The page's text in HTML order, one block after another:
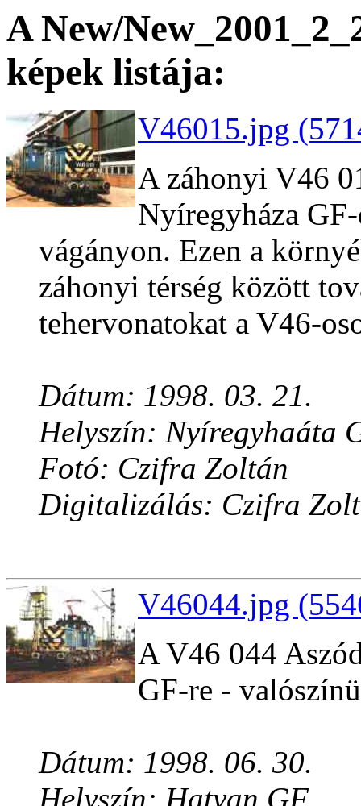
A New/
képek listája:
V46015.jpg
A záhonyi V46
Nyíregyháza
vágányon. Ezen a
záhonyi térség között
tehervonatokat a V46-
Dátum: 1998. 03. 21.
Helyszín: Nyíregyhaáta
Fotó: Czifra Zoltán
Digitalizálás: Czifra
V46044.jpg
A V46 044
GF-re -
Dátum: 1998. 06. 30.
Helyszín: Hatvan GF